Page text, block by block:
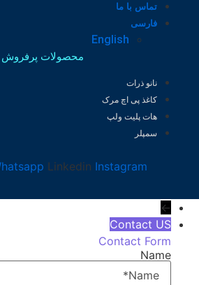
تماس با ما
فارسی
English
محصولات پرفروش
نانو ذرات
کاغذ پی اچ مرک
هات پلیت ولپ
سمپلر
Whatsapp Linkedin Instagram
←
Contact US
Contact Form
Name